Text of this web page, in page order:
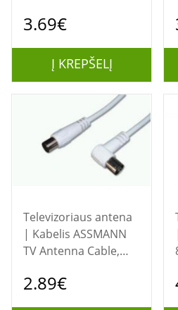
Straight, 9.5MM,
Braiding 96x0.12,
90DB Length 1.5M,
white
3.69€
Į KREPŠELĮ
Televizoriaus antena
| Kabelis ASSMANN
TV Antenna Cable,
9.5MM, Double
2.89€